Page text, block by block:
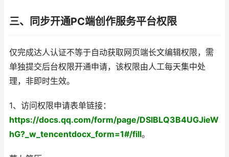
三、同步开通PC端创作服务平台权限
仅完成达人认证不等于自动获取网页端长文编辑权限，需
单独提交后台权限开通申请，该权限由人工每天集中处
理，非即时生效。
1、访问权限申请表单链接：
https://docs.qq.com/form/page/DSlBLQ3B4UGJieW
hG?_w_tencentdocx_form=1#/fill。